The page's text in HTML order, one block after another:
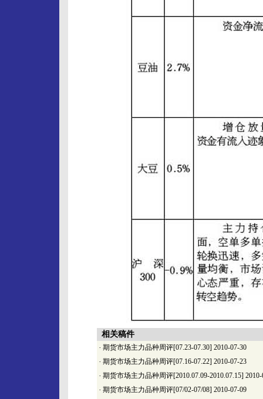
相关稿件
· 期货市场主力品种周评[07.23-07.30] 2010-07-30
· 期货市场主力品种周评[07.16-07.22] 2010-07-23
· 期货市场主力品种周评[2010.07.09-2010.07.15]
· 期货市场主力品种周评[07/02-07/08] 2010-07-09